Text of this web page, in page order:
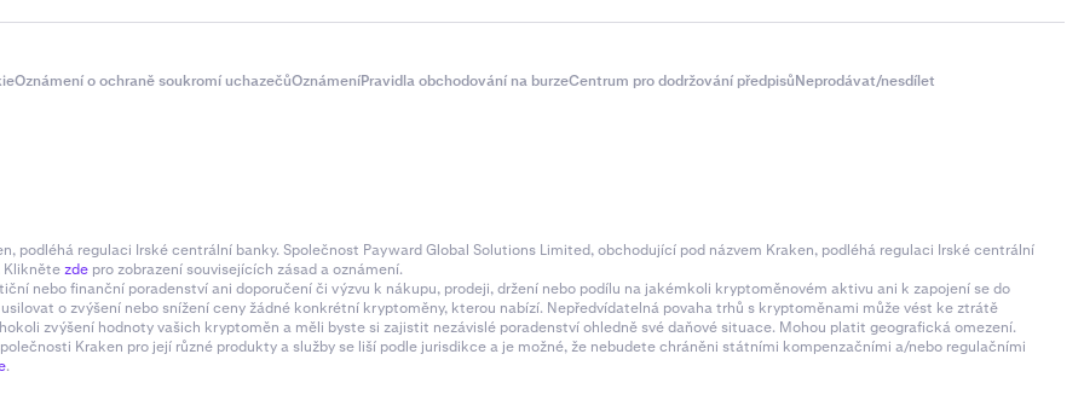
Oznámení o ochraně soukromí uchazečůOznámeníPravidla obchodování na burzeCentrum pro dodržování předpisůNeprodávat/nesdílet
podléhá regulaci Irské centrální banky. Společnost Payward Global Solutions Limited, obchodující pod názvem Kraken, podléhá regulaci Irské centrální
Kliknětezde pro zobrazení souvisejících zásad a oznámení.
nebo finanční poradenství ani doporučení či výzvu k nákupu, prodeji, držení nebo podílu na jakémkoli kryptoměnovém aktivu ani k zapojení se do
o zvýšení nebo snížení ceny žádné konkrétní kryptoměny, kterou nabízí. Nepředvídatelná povaha trhů s kryptoměnami může vést ke ztrátě
zvýšení hodnoty vašich kryptoměn a měli byste si zajistit nezávislé poradenství ohledně své daňové situace. Mohou platit geografická omezení.
Kraken pro její různé produkty a služby se liší podle jurisdikce a je možné, že nebudete chráněni státními kompenzačními a/nebo regulačními
.